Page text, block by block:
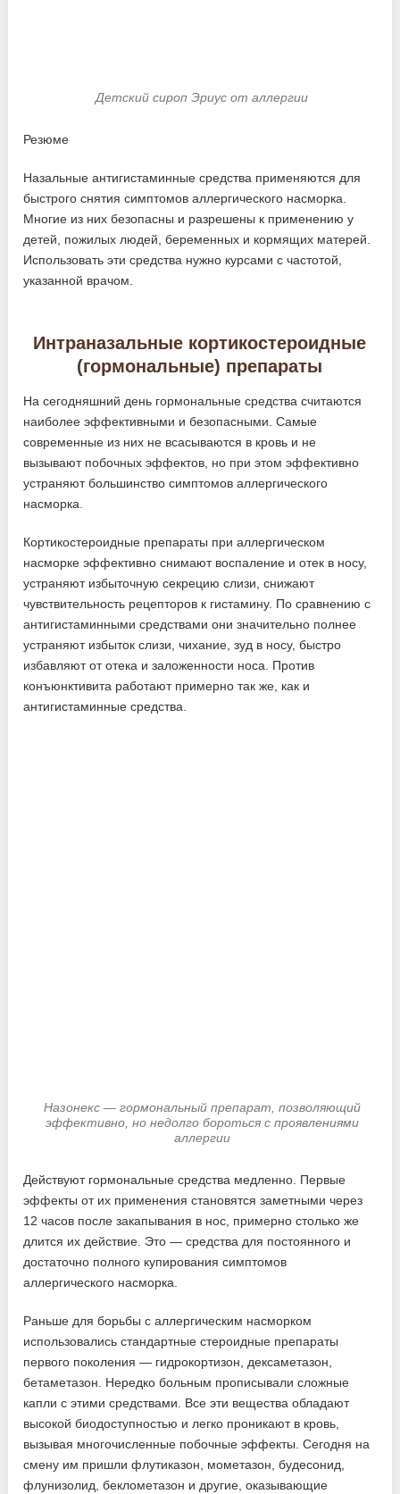
Детский сироп Эриус от аллергии
Резюме
Назальные антигистаминные средства применяются для
быстрого снятия симптомов аллергического насморка.
Многие из них безопасны и разрешены к применению у
детей, пожилых людей, беременных и кормящих матерей.
Использовать эти средства нужно курсами с частотой,
указанной врачом.
Интраназальные кортикостероидные
(гормональные) препараты
На сегодняшний день гормональные средства считаются
наиболее эффективными и безопасными. Самые
современные из них не всасываются в кровь и не
вызывают побочных эффектов, но при этом эффективно
устраняют большинство симптомов аллергического
насморка.
Кортикостероидные препараты при аллергическом
насморке эффективно снимают воспаление и отек в носу,
устраняют избыточную секрецию слизи, снижают
чувствительность рецепторов к гистамину. По сравнению с
антигистаминными средствами они значительно полнее
устраняют избыток слизи, чихание, зуд в носу, быстро
избавляют от отека и заложенности носа. Против
конъюнктивита работают примерно так же, как и
антигистаминные средства.
Назонекс — гормональный препарат, позволяющий
эффективно, но недолго бороться с проявлениями
аллергии
Действуют гормональные средства медленно. Первые
эффекты от их применения становятся заметными через
12 часов после закапывания в нос, примерно столько же
длится их действие. Это — средства для постоянного и
достаточно полного купирования симптомов
аллергического насморка.
Раньше для борьбы с аллергическим насморком
использовались стандартные стероидные препараты
первого поколения — гидрокортизон, дексаметазон,
бетаметазон. Нередко больным прописывали сложные
капли с этими средствами. Все эти вещества обладают
высокой биодоступностью и легко проникают в кровь,
вызывая многочисленные побочные эффекты. Сегодня на
смену им пришли флутиказон, мометазон, будесонид,
флунизолид, беклометазон и другие, оказывающие